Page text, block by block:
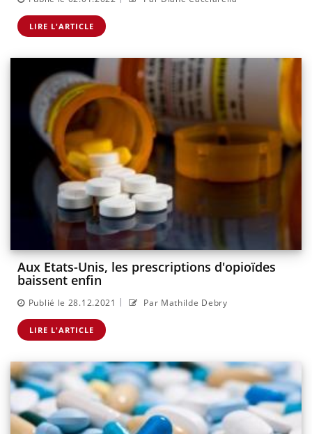
LIRE L'ARTICLE
Aux Etats-Unis, les prescriptions d'opioïdes
baissent enfin
Publié le 28.12.2021 | Par Mathilde Debry
LIRE L'ARTICLE